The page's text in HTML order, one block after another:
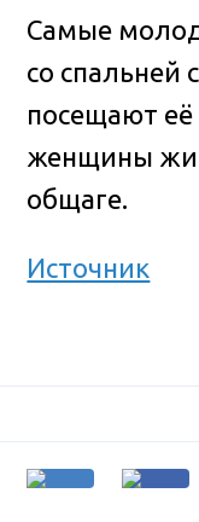
Самые
со спальней
посещают
женщины
общаге.
Источник